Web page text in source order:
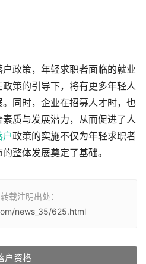
政策，年轻求职者面临的就业
策的引导下，将有更多年轻人
同时，企业在招募人才时，也
质与发展潜力，从而促进了人
户政策的实施不仅为年轻求职者
整体发展奠定了基础。
载注明出处：
news_35/625.html
户资格